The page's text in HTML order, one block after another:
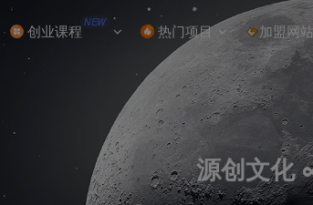
创业课程 NEW 热门项目 加盟网站
源创文化